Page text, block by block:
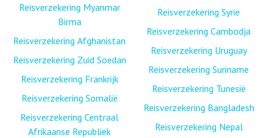
Reisverzekering Myanmar
Birma
Reisverzekering Afghanistan
Reisverzekering Zuid Soedan
Reisverzekering Frankrijk
Reisverzekering Somalië
Reisverzekering Centraal
Afrikaanse Republiek
Reisverzekering Syrië
Reisverzekering Cambodja
Reisverzekering Uruguay
Reisverzekering Suriname
Reisverzekering Tunesië
Reisverzekering Bangladesh
Reisverzekering Nepal